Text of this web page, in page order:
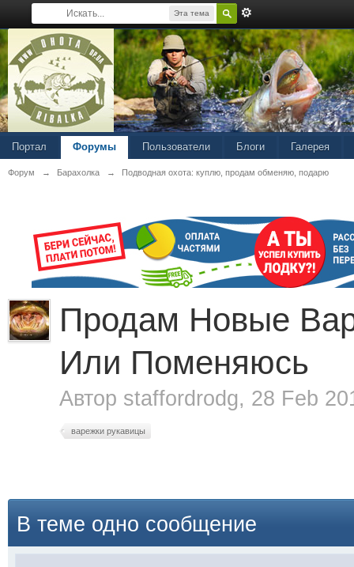
Эта тема
Портал Форумы Пользователи Блоги Галерея
Форум → Барахолка → Подводная охота: куплю, продам обменяю, подарю
Продам Новые
Или Поменяюсь
Автор staffordrodg, 28 Feb
варежки рукавицы
В теме одно сообщение